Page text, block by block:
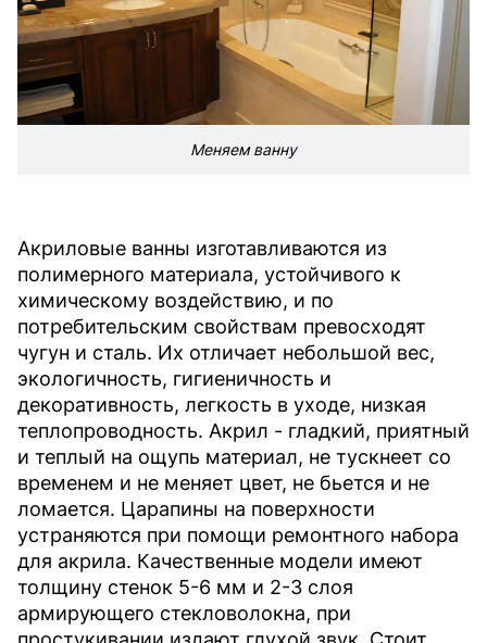
Меняем ванну
Акриловые ванны изготавливаются из
полимерного материала, устойчивого к
химическому воздействию, и по
потребительским свойствам превосходят
чугун и сталь. Их отличает небольшой вес,
экологичность, гигиеничность и
декоративность, легкость в уходе, низкая
теплопроводность. Акрил - гладкий, приятный
и теплый на ощупь материал, не тускнеет со
временем и не меняет цвет, не бьется и не
ломается. Царапины на поверхности
устраняются при помощи ремонтного набора
для акрила. Качественные модели имеют
толщину стенок 5-6 мм и 2-3 слоя
армирующего стекловолокна, при